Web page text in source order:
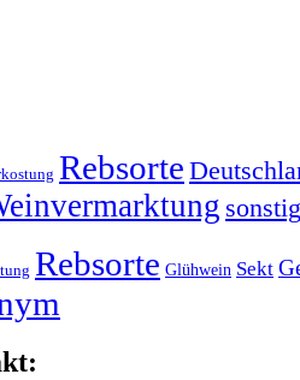
Rebsorte
Rebsorte Glühwein Sekt